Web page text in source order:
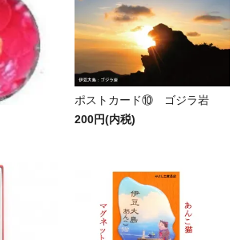
ポストカード⑩ ゴジラ岩
200円(内税)